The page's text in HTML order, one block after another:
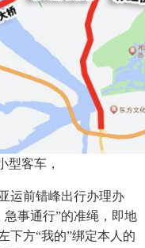
型客车，
前错峰出行办理办
事通行”的准绳，即地
下方“我的”绑定本人的